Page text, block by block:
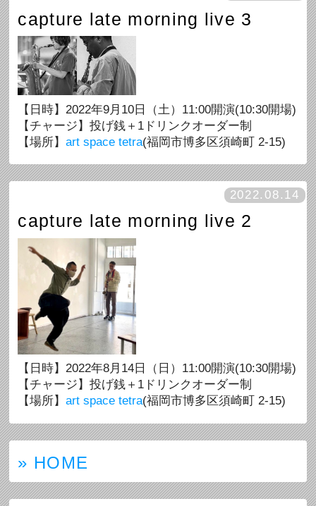
capture late morning live 3
【日時】2022年9月10日（土）11:00開演(10:30開場)
【チャージ】投げ銭＋1ドリンクオーダー制
【場所】art space tetra(福岡市博多区須崎町 2-15)
2022.08.14
capture late morning live 2
【日時】2022年8月14日（日）11:00開演(10:30開場)
【チャージ】投げ銭＋1ドリンクオーダー制
【場所】art space tetra(福岡市博多区須崎町 2-15)
» HOME